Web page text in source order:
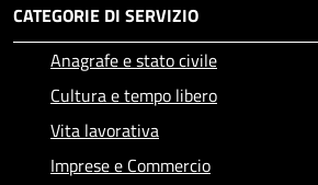
CATEGORIE DI SERVIZIO
Anagrafe e stato civile
Cultura e tempo libero
Vita lavorativa
Imprese e Commercio